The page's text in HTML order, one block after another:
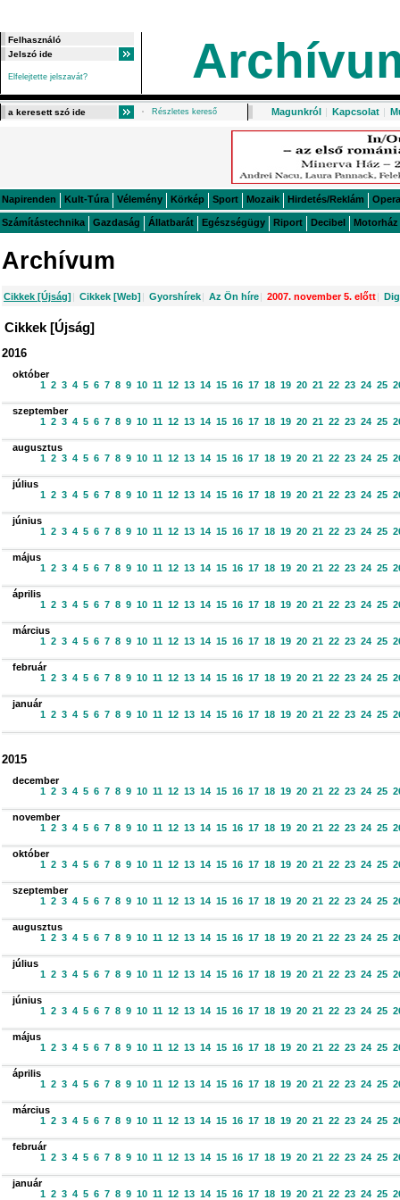
Elfelejtette jelszavát?
Részletes kereső Magunkról | Kapcsolat |
Napirenden Kult-Túra Vélemény Körkép Sport Mozaik Hirdetés/Reklám Opera
Számítástechnika Gazdaság Állatbarát Egészségügy Riport Decibel Motorház
Archívum
Cikkek [Újság] | Cikkek [Web] | Gyorshírek| Az Ön híre| 2007. november 5. előtt|
Cikkek [Újság]
2016
október
1 2 3 4 5 6 7 8 9 10 11 12 13 14 15 16 17 18 19 20 21 22 23 24 25
szeptember
1 2 3 4 5 6 7 8 9 10 11 12 13 14 15 16 17 18 19 20 21 22 23 24 25
augusztus
1 2 3 4 5 6 7 8 9 10 11 12 13 14 15 16 17 18 19 20 21 22 23 24 25
július
1 2 3 4 5 6 7 8 9 10 11 12 13 14 15 16 17 18 19 20 21 22 23 24 25
június
1 2 3 4 5 6 7 8 9 10 11 12 13 14 15 16 17 18 19 20 21 22 23 24 25
május
1 2 3 4 5 6 7 8 9 10 11 12 13 14 15 16 17 18 19 20 21 22 23 24 25
április
1 2 3 4 5 6 7 8 9 10 11 12 13 14 15 16 17 18 19 20 21 22 23 24 25
március
1 2 3 4 5 6 7 8 9 10 11 12 13 14 15 16 17 18 19 20 21 22 23 24 25
február
1 2 3 4 5 6 7 8 9 10 11 12 13 14 15 16 17 18 19 20 21 22 23 24 25
január
1 2 3 4 5 6 7 8 9 10 11 12 13 14 15 16 17 18 19 20 21 22 23 24 25
2015
december
1 2 3 4 5 6 7 8 9 10 11 12 13 14 15 16 17 18 19 20 21 22 23 24 25
november
1 2 3 4 5 6 7 8 9 10 11 12 13 14 15 16 17 18 19 20 21 22 23 24 25
október
1 2 3 4 5 6 7 8 9 10 11 12 13 14 15 16 17 18 19 20 21 22 23 24 25
szeptember
1 2 3 4 5 6 7 8 9 10 11 12 13 14 15 16 17 18 19 20 21 22 23 24 25
augusztus
1 2 3 4 5 6 7 8 9 10 11 12 13 14 15 16 17 18 19 20 21 22 23 24 25
július
1 2 3 4 5 6 7 8 9 10 11 12 13 14 15 16 17 18 19 20 21 22 23 24 25
június
1 2 3 4 5 6 7 8 9 10 11 12 13 14 15 16 17 18 19 20 21 22 23 24 25
május
1 2 3 4 5 6 7 8 9 10 11 12 13 14 15 16 17 18 19 20 21 22 23 24 25
április
1 2 3 4 5 6 7 8 9 10 11 12 13 14 15 16 17 18 19 20 21 22 23 24 25
március
1 2 3 4 5 6 7 8 9 10 11 12 13 14 15 16 17 18 19 20 21 22 23 24 25
február
1 2 3 4 5 6 7 8 9 10 11 12 13 14 15 16 17 18 19 20 21 22 23 24 25
január
1 2 3 4 5 6 7 8 9 10 11 12 13 14 15 16 17 18 19 20 21 22 23 24 25